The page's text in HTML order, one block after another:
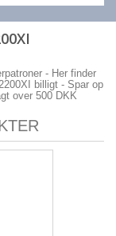
- Her finder
billigt - Spar op
over 500 DKK